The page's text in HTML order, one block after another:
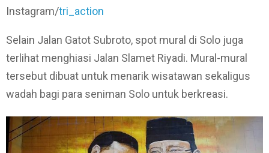
Instagram/tri_action
Selain Jalan Gatot Subroto, spot mural di Solo juga
terlihat menghiasi Jalan Slamet Riyadi. Mural-mural
tersebut dibuat untuk menarik wisatawan sekaligus
wadah bagi para seniman Solo untuk berkreasi.